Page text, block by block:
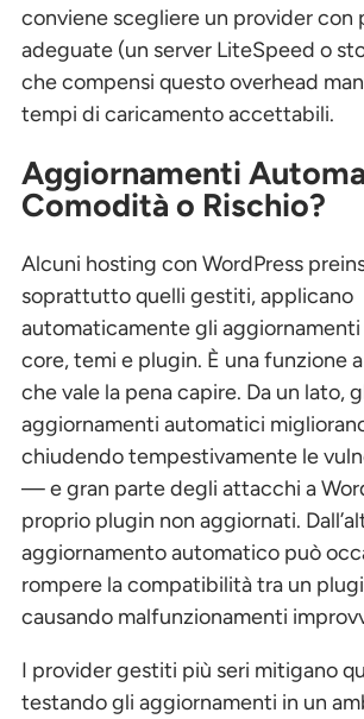
conviene scegliere un provider con
adeguate (un server LiteSpeed o
che compensi questo overhead
tempi di caricamento accettabili.
Aggiornamenti
Comodità o Rischio?
Alcuni hosting con WordPress
soprattutto quelli gestiti, applicano
automaticamente gli aggiornamenti
core, temi e plugin. È una funzione
che vale la pena capire. Da un lato,
aggiornamenti automatici
chiudendo tempestivamente le
— e gran parte degli attacchi a
proprio plugin non aggiornati.
aggiornamento automatico può
rompere la compatibilità tra un
causando malfunzionamenti
I provider gestiti più seri mitigano
testando gli aggiornamenti in un